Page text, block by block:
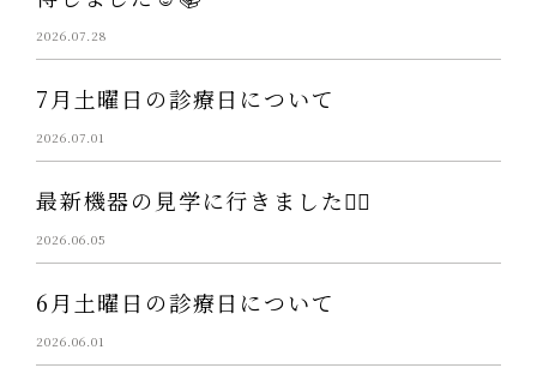
2026.07.28
7月土曜日の診療日について
2026.07.01
最新機器の見学に行きました👩‍⚕️
2026.06.05
6月土曜日の診療日について
2026.06.01